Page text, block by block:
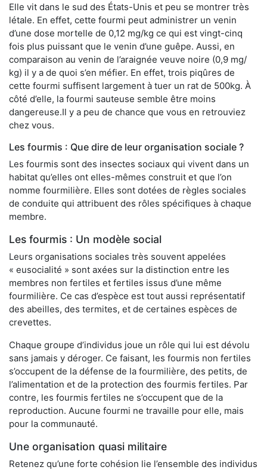
Elle vit dans le sud des États-Unis et peu se montrer très
létale. En effet, cette fourmi peut administrer un venin
d’une dose mortelle de 0,12 mg/kg ce qui est vingt-cinq
fois plus puissant que le venin d’une guêpe. Aussi, en
comparaison au venin de l’araignée veuve noire (0,9 mg/
kg) il y a de quoi s’en méfier. En effet, trois piqûres de
cette fourmi suffisent largement à tuer un rat de 500kg. À
côté d’elle, la fourmi sauteuse semble être moins
dangereuse.Il y a peu de chance que vous en retrouviez
chez vous.
Les fourmis : Que dire de leur organisation sociale ?
Les fourmis sont des insectes sociaux qui vivent dans un
habitat qu’elles ont elles-mêmes construit et que l’on
nomme fourmilière. Elles sont dotées de règles sociales
de conduite qui attribuent des rôles spécifiques à chaque
membre.
Les fourmis : Un modèle social
Leurs organisations sociales très souvent appelées
« eusocialité » sont axées sur la distinction entre les
membres non fertiles et fertiles issus d’une même
fourmilière. Ce cas d’espèce est tout aussi représentatif
des abeilles, des termites, et de certaines espèces de
crevettes.
Chaque groupe d’individus joue un rôle qui lui est dévolu
sans jamais y déroger. Ce faisant, les fourmis non fertiles
s’occupent de la défense de la fourmilière, des petits, de
l’alimentation et de la protection des fourmis fertiles. Par
contre, les fourmis fertiles ne s’occupent que de la
reproduction. Aucune fourmi ne travaille pour elle, mais
pour la communauté.
Une organisation quasi militaire
Retenez qu’une forte cohésion lie l’ensemble des individus